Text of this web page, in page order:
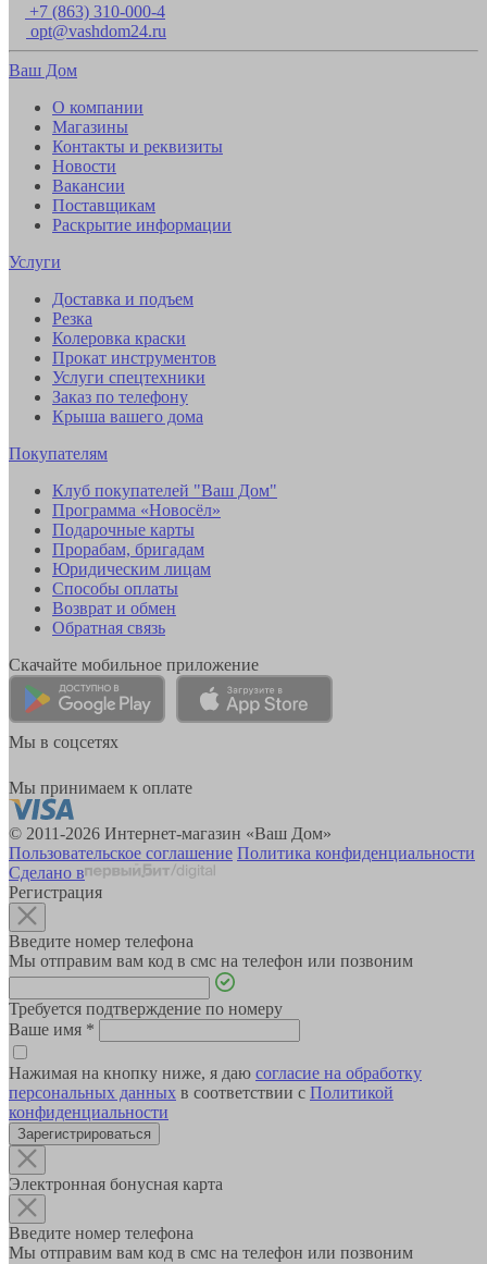
+7 (863) 310-000-4
opt@vashdom24.ru
Ваш Дом
О компании
Магазины
Контакты и реквизиты
Новости
Вакансии
Поставщикам
Раскрытие информации
Услуги
Доставка и подъем
Резка
Колеровка краски
Прокат инструментов
Услуги спецтехники
Заказ по телефону
Крыша вашего дома
Покупателям
Клуб покупателей "Ваш Дом"
Программа «Новосёл»
Подарочные карты
Прорабам, бригадам
Юридическим лицам
Способы оплаты
Возврат и обмен
Обратная связь
Скачайте мобильное приложение
Мы в соцсетях
Мы принимаем к оплате
© 2011-2026 Интернет-магазин «Ваш Дом»
Пользовательское соглашение Политика конфиденциальности
Сделано в
Регистрация
Введите номер телефона
Мы отправим вам код в смс на телефон или позвоним
Требуется подтверждение по номеру
Ваше имя *
Нажимая на кнопку ниже, я даю согласие на обработку
персональных данных в соответствии с Политикой
конфиденциальности
Зарегистрироваться
Электронная бонусная карта
Введите номер телефона
Мы отправим вам код в смс на телефон или позвоним